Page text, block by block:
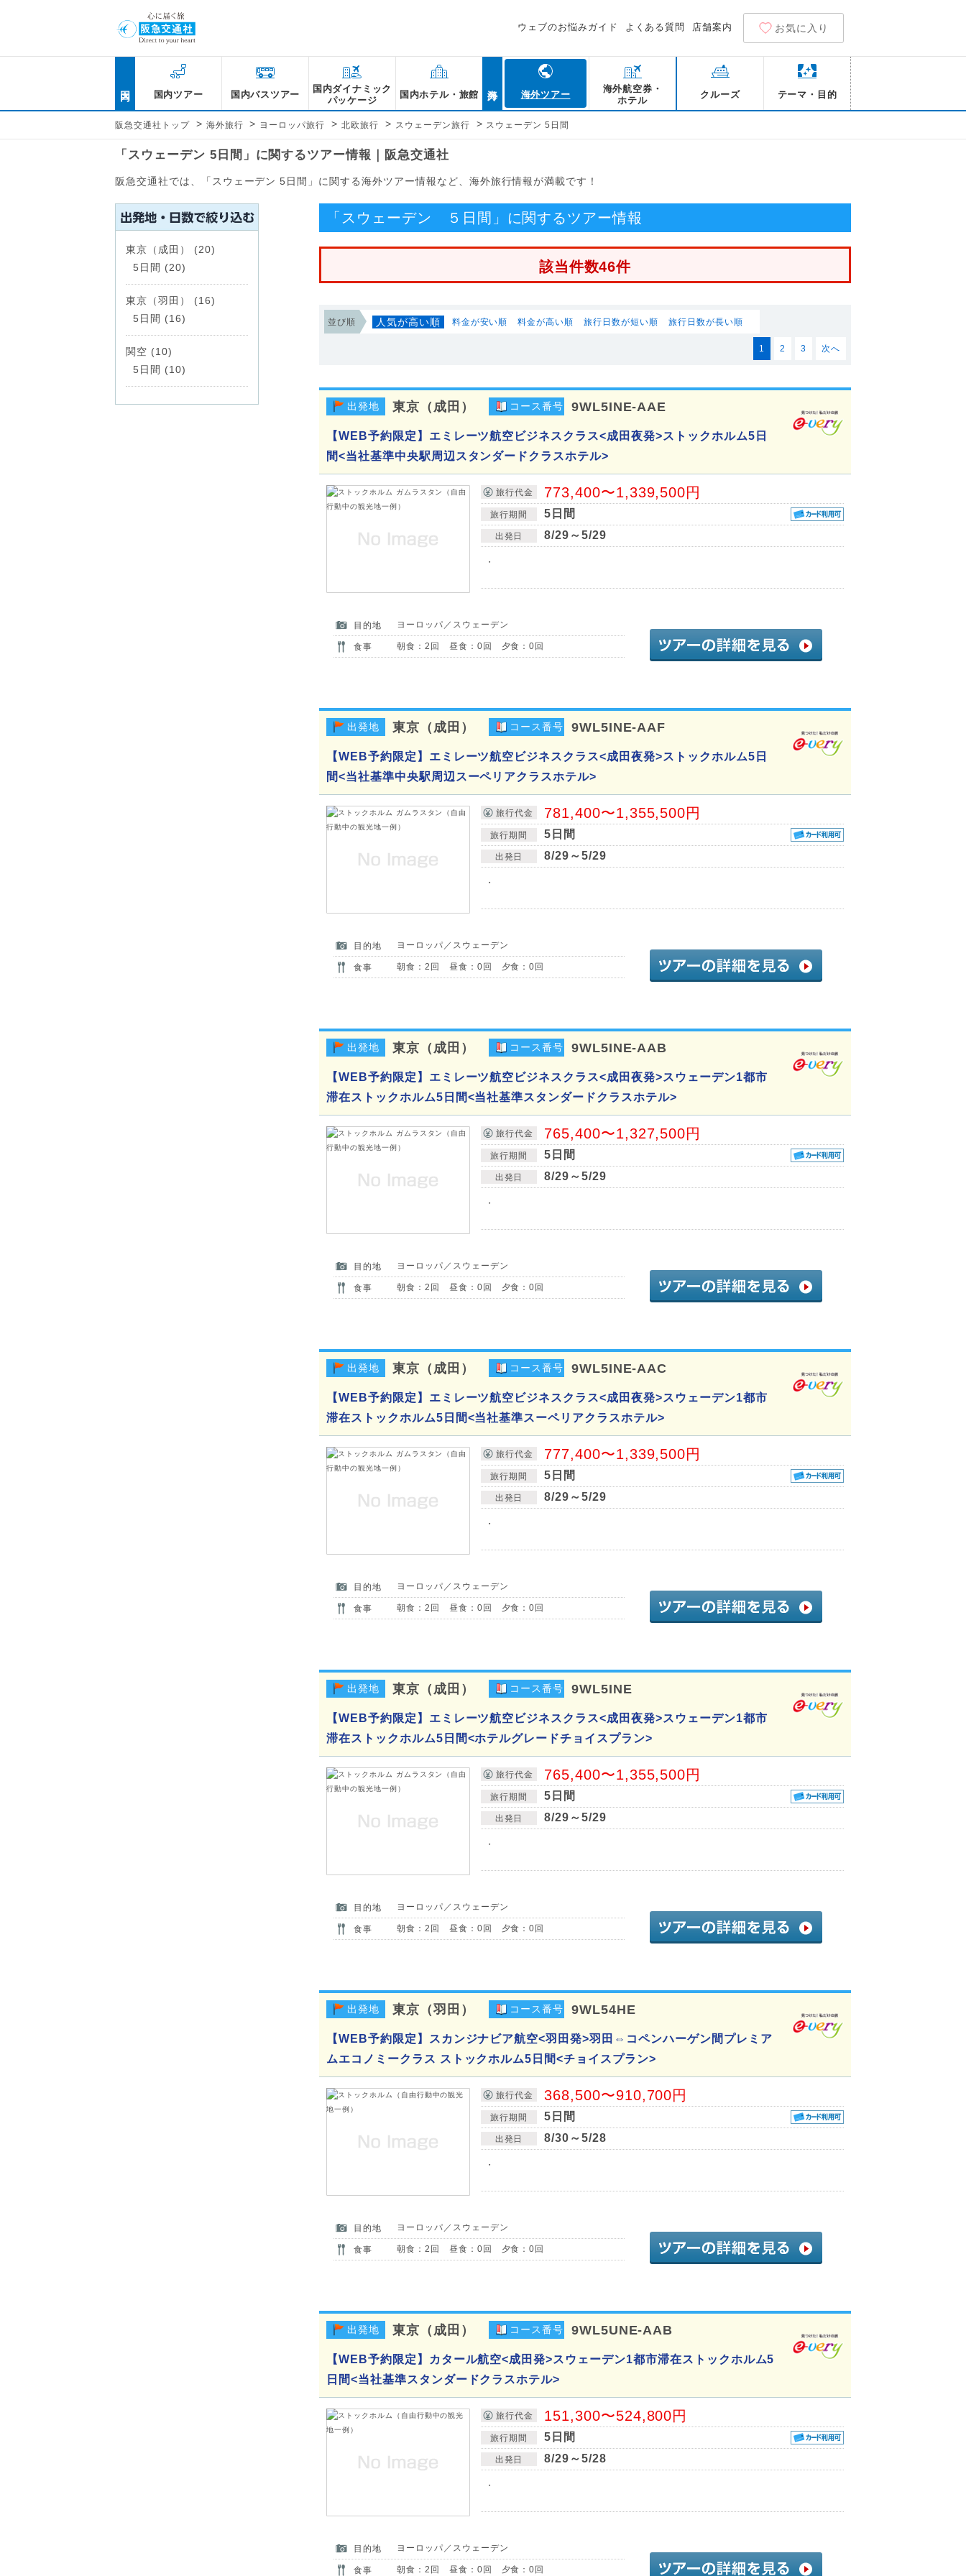
ウェブのお悩みガイド よくある質問 店舗案内 お気に入り
国内ツアー 国内バスツアー
国内ダイナミック
パッケージ
国内ホテル・旅館 海外ツアー
海外航空券・
ホテル
クルーズ テーマ・目的
阪急交通社トップ > 海外旅行 > ヨーロッパ旅行 > 北欧旅行 > スウェーデン旅行 > スウェーデン 5日間
「スウェーデン 5日間」に関するツアー情報｜阪急交通社
阪急交通社では、「スウェーデン 5日間」に関する海外ツアー情報など、海外旅行情報が満載です！
「スウェーデン ５日間」に関するツアー情報
該当件数46件
並び順 人気が高い順 料金が安い順 料金が高い順 旅行日数が短い順 旅行日数が長い順
1 2 3 次へ
出発地 東京（成田） コース番号 9WL5INE-AAE
【WEB予約限定】エミレーツ航空ビジネスクラス<成田夜発>ストックホルム5日
間<当社基準中央駅周辺スタンダードクラスホテル>
旅行代金 773,400〜1,339,500円
旅行期間 5日間
出発日 8/29～5/29
・
目的地 ヨーロッパ／スウェーデン
食事 朝食：2回 昼食：0回 夕食：0回
出発地 東京（成田） コース番号 9WL5INE-AAF
【WEB予約限定】エミレーツ航空ビジネスクラス<成田夜発>ストックホルム5日
間<当社基準中央駅周辺スーペリアクラスホテル>
旅行代金 781,400〜1,355,500円
旅行期間 5日間
出発日 8/29～5/29
・
目的地 ヨーロッパ／スウェーデン
食事 朝食：2回 昼食：0回 夕食：0回
出発地 東京（成田） コース番号 9WL5INE-AAB
【WEB予約限定】エミレーツ航空ビジネスクラス<成田夜発>スウェーデン1都市
滞在ストックホルム5日間<当社基準スタンダードクラスホテル>
旅行代金 765,400〜1,327,500円
旅行期間 5日間
出発日 8/29～5/29
・
目的地 ヨーロッパ／スウェーデン
食事 朝食：2回 昼食：0回 夕食：0回
出発地 東京（成田） コース番号 9WL5INE-AAC
【WEB予約限定】エミレーツ航空ビジネスクラス<成田夜発>スウェーデン1都市
滞在ストックホルム5日間<当社基準スーペリアクラスホテル>
旅行代金 777,400〜1,339,500円
旅行期間 5日間
出発日 8/29～5/29
・
目的地 ヨーロッパ／スウェーデン
食事 朝食：2回 昼食：0回 夕食：0回
出発地 東京（成田） コース番号 9WL5INE
【WEB予約限定】エミレーツ航空ビジネスクラス<成田夜発>スウェーデン1都市
滞在ストックホルム5日間<ホテルグレードチョイスプラン>
旅行代金 765,400〜1,355,500円
旅行期間 5日間
出発日 8/29～5/29
・
目的地 ヨーロッパ／スウェーデン
食事 朝食：2回 昼食：0回 夕食：0回
出発地 東京（羽田） コース番号 9WL54HE
【WEB予約限定】スカンジナビア航空<羽田発>羽田⇔コペンハーゲン間プレミア
ムエコノミークラス ストックホルム5日間<チョイスプラン>
旅行代金 368,500〜910,700円
旅行期間 5日間
出発日 8/30～5/28
・
目的地 ヨーロッパ／スウェーデン
食事 朝食：2回 昼食：0回 夕食：0回
出発地 東京（成田） コース番号 9WL5UNE-AAB
【WEB予約限定】カタール航空<成田発>スウェーデン1都市滞在ストックホルム5
日間<当社基準スタンダードクラスホテル>
旅行代金 151,300〜524,800円
旅行期間 5日間
出発日 8/29～5/28
・
目的地 ヨーロッパ／スウェーデン
食事 朝食：2回 昼食：0回 夕食：0回
東京（成田） (20)
5日間 (20)
東京（羽田） (16)
5日間 (16)
関空 (10)
5日間 (10)